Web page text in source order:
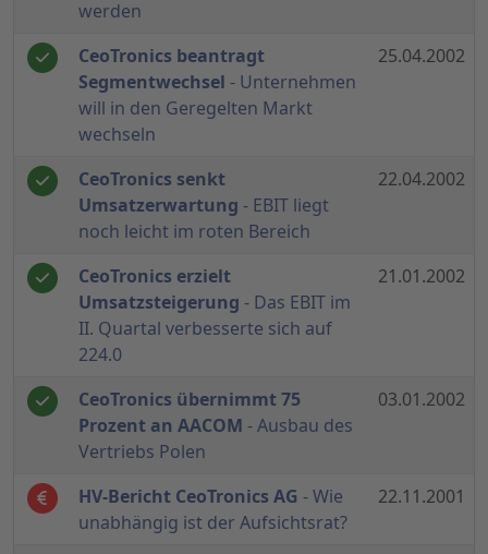
werden
CeoTronics beantragt
Segmentwechsel - Unternehmen
will in den Geregelten Markt
wechseln
25.04.2002
CeoTronics senkt
Umsatzerwartung - EBIT liegt
noch leicht im roten Bereich
22.04.2002
CeoTronics erzielt
Umsatzsteigerung - Das EBIT im
II. Quartal verbesserte sich auf
224.0
21.01.2002
CeoTronics übernimmt 75
Prozent an AACOM - Ausbau des
Vertriebs Polen
03.01.2002
HV-Bericht CeoTronics AG - Wie
unabhängig ist der Aufsichtsrat?
22.11.2001